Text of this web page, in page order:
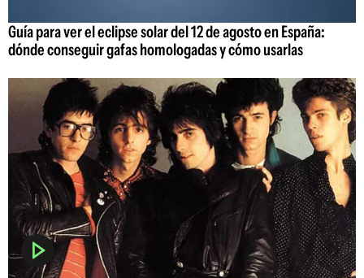
Guía para ver el eclipse solar del 12 de agosto en España:
dónde conseguir gafas homologadas y cómo usarlas